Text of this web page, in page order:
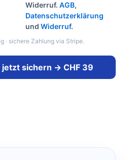
Widerruf.AGB,
Datenschutzerklärung
undWiderruf.
· sichere Zahlung via Stripe.
sichern → CHF 39